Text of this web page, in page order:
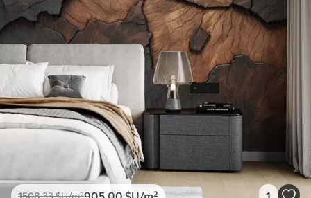
1508.33$U/m²905 .00 $U/m² 1